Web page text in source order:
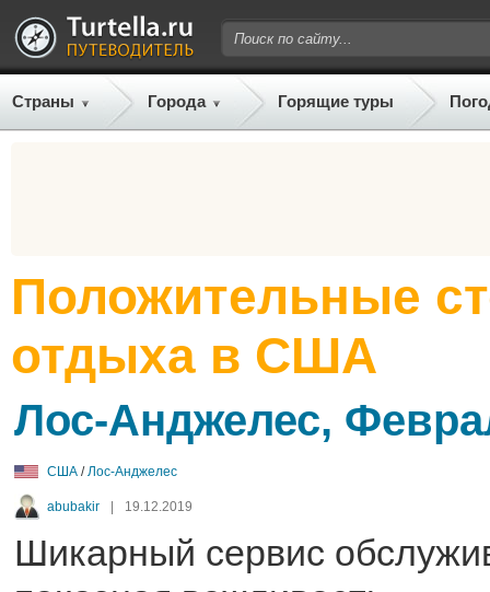
Страны Города Горящие туры
Положительные
отдыха в США
Лос-Анджелес,
США /Лос-Анджелес
abubakir 19.12.2019
Шикарный сервис